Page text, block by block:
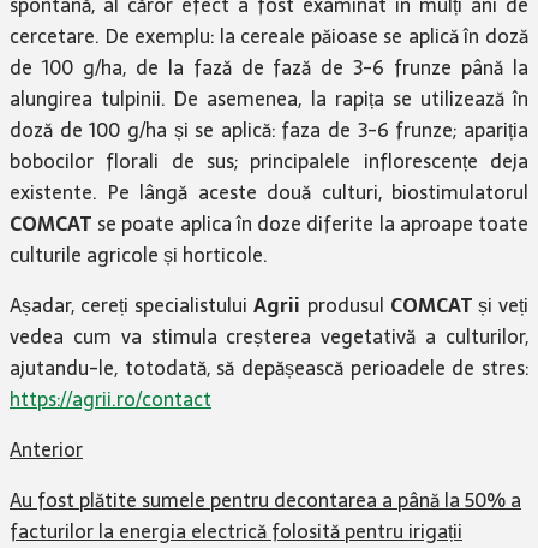
cercetare. De exemplu: la cereale păioase se aplică în doză
de 100 g/ha, de la fază de fază de 3-6 frunze până la
alungirea tulpinii. De asemenea, la rapița se utilizează în
doză de 100 g/ha și se aplică: faza de 3-6 frunze; apariția
bobocilor florali de sus; principalele inflorescențe deja
existente. Pe lângă aceste două culturi, biostimulatorul
COMCAT se poate aplica în doze diferite la aproape toate
culturile agricole și horticole.
Așadar, cereți specialistuluiAgrii produsul COMCATși veți
vedea cum va stimula creșterea vegetativă a culturilor,
ajutandu-le, totodată, să depășească perioadele de stres:
https://agrii.ro/contact
Anterior
Au fost plătite sumele pentru decontarea a până la 50% a
facturilor la energia electrică folosită pentru irigații